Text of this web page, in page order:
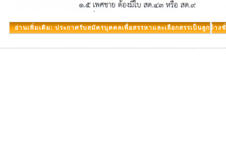
อ่านเพิ่มเติม: ประกาศรับสมัครบุคคลเพื่อสรรหาและเลือกสรรเป็นลูกจ้า